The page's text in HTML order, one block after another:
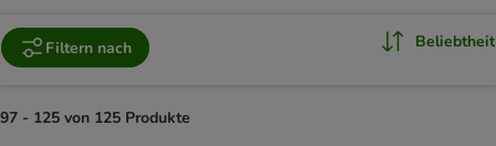
Filtern nach Beliebtheit
97 - 125 von 125 Produkte